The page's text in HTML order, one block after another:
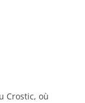
Crostic, où